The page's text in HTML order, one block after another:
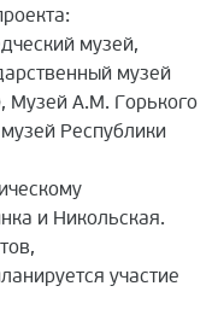
музей,
музей
Музей А.М. Горького
Республики
и Никольская.
участие